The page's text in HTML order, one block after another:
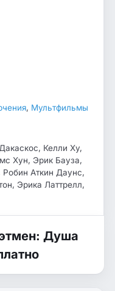
, Мультфильмы
Келли Ху,
Хун, Эрик Бауза,
Аткин Даунс,
Эрика Латтрелл,
Душа